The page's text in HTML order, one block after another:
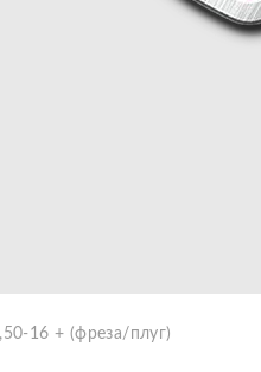
16 + (фреза/плуг)